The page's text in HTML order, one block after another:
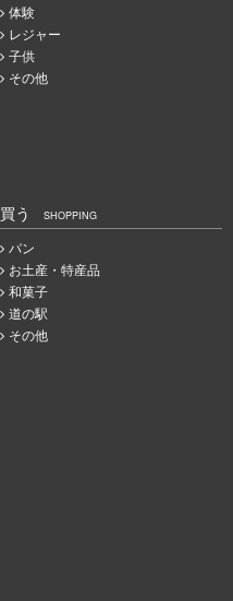
体験
レジャー
子供
その他
買う SHOPPING
パン
お土産・特産品
和菓子
道の駅
その他